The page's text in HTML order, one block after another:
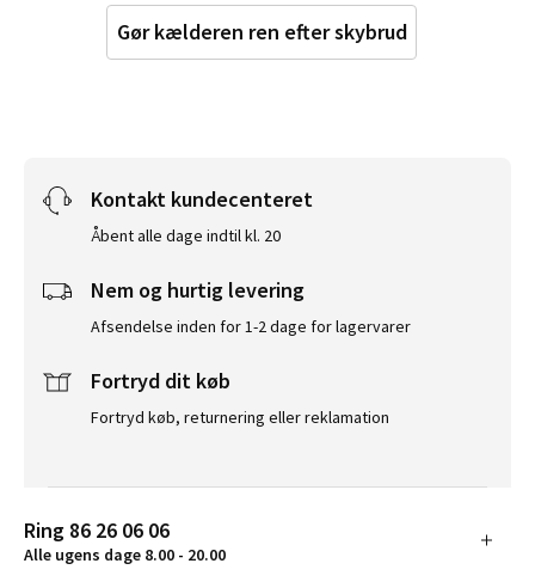
Gør kælderen ren efter skybrud
Kontakt kundecenteret
Åbent alle dage indtil kl. 20
Nem og hurtig levering
Afsendelse inden for 1-2 dage for lagervarer
Fortryd dit køb
Fortryd køb, returnering eller reklamation
Ring 86 26 06 06
Alle ugens dage 8.00 - 20.00